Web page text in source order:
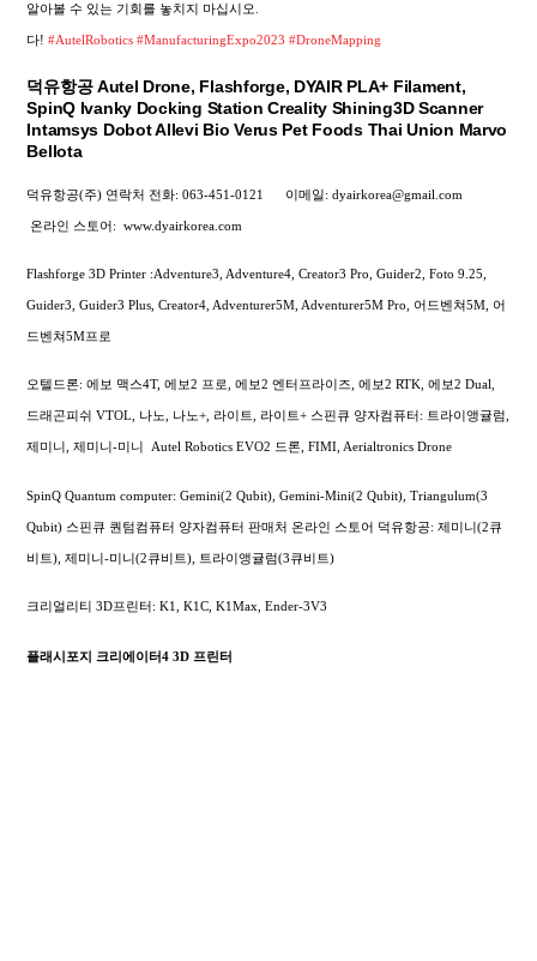
알아볼 수 있는 기회를 놓치지 마십시오.
다!#AutelRobotics #ManufacturingExpo2023 #DroneMapping
덕유항공 Autel Drone, Flashforge, DYAIR PLA+ Filament,
SpinQ Ivanky Docking Station Creality Shining3D Scanner
Intamsys Dobot Allevi Bio Verus Pet Foods Thai Union Marvo
Bellota
덕유항공(주) 연락처 전화: 063-451-0121 이메일: dyairkorea@gmail.com
온라인 스토어: www.dyairkorea.com
Flashforge 3D Printer :Adventure3, Adventure4, Creator3 Pro, Guider2, Foto 9.25,
Guider3, Guider3 Plus, Creator4, Adventurer5M, Adventurer5M Pro, 어드벤쳐5M, 어
드벤쳐5M프로
오텔드론: 에보 맥스4T, 에보2 프로, 에보2 엔터프라이즈, 에보2 RTK, 에보2 Dual,
드래곤피쉬 VTOL, 나노, 나노+, 라이트, 라이트+ 스핀큐 양자컴퓨터: 트라이앵귤럼,
제미니, 제미니-미니 Autel Robotics EVO2 드론, FIMI, Aerialtronics Drone
SpinQ Quantum computer: Gemini(2 Qubit), Gemini-Mini(2 Qubit), Triangulum(3
Qubit) 스핀큐 퀀텀컴퓨터 양자컴퓨터 판매처 온라인 스토어 덕유항공: 제미니(2큐
비트), 제미니-미니(2큐비트), 트라이앵귤럼(3큐비트)
크리얼리티 3D프린터: K1, K1C, K1Max, Ender-3V3
플래시포지 크리에이터4 3D 프린터